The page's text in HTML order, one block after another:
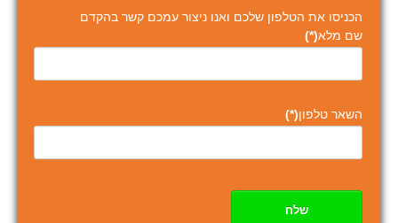
הכניסו את הטלפון שלכם ואנו ניצור עמכם קשר בהקדם
שם מלא(*)
השאר טלפון(*)
שלח